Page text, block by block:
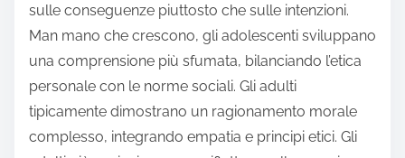
sulle conseguenze piuttosto che sulle intenzioni.
Man mano che crescono, gli adolescenti sviluppano
una comprensione più sfumata, bilanciando l’etica
personale con le norme sociali. Gli adulti
tipicamente dimostrano un ragionamento morale
complesso, integrando empatia e principi etici. Gli